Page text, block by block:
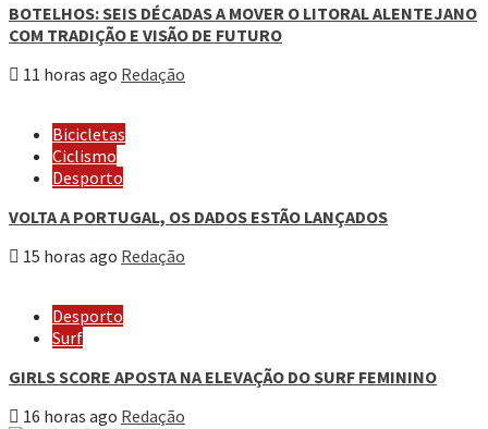
BOTELHOS: SEIS DÉCADAS A MOVER O LITORAL ALENTEJANO
COM TRADIÇÃO E VISÃO DE FUTURO
11 horas ago Redação
Bicicletas
Ciclismo
Desporto
VOLTA A PORTUGAL, OS DADOS ESTÃO LANÇADOS
15 horas ago Redação
Desporto
Surf
GIRLS SCORE APOSTA NA ELEVAÇÃO DO SURF FEMININO
16 horas ago Redação